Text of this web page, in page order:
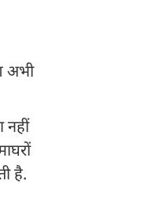
अभी
नहीं
है.